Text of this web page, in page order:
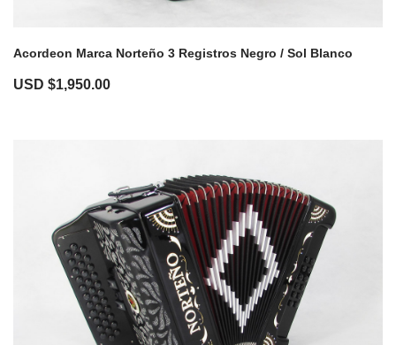
Acordeon Marca Norteño 3 Registros Negro / Sol Blanco
USD $1,950.00